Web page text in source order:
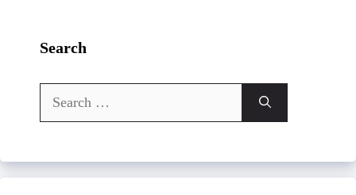
Search
Search
for: